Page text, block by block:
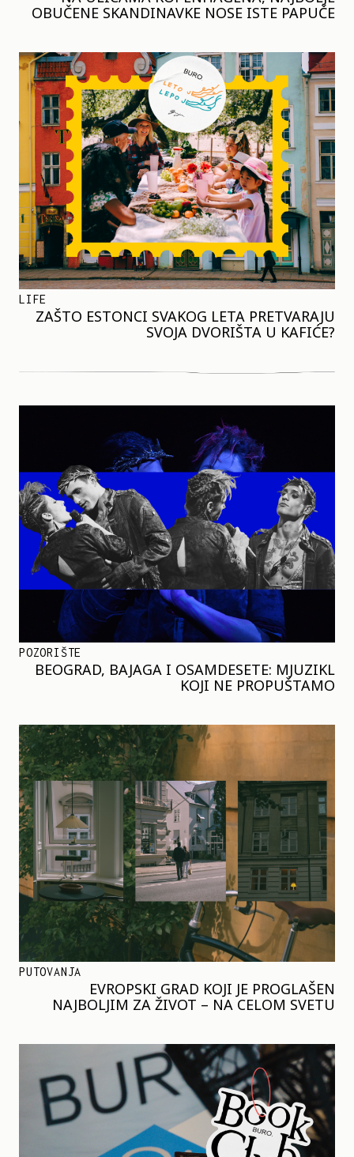
OBUČENE SKANDINAVKE NOSE ISTE PAPUČE
LIFE
ZAŠTO ESTONCI SVAKOG LETA PRETVARAJU
SVOJA DVORIŠTA U KAFIĆE?
POZORIŠTE
BEOGRAD, BAJAGA I OSAMDESETE: MJUZIKL
KOJI NE PROPUŠTAMO
PUTOVANJA
EVROPSKI GRAD KOJI JE PROGLAŠEN
NAJBOLJIM ZA ŽIVOT – NA CELOM SVETU